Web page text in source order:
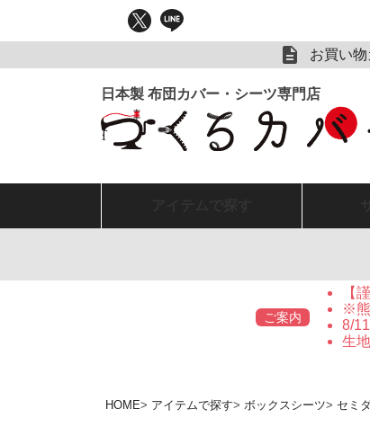
お買い物
ご案内
【
※熊
8/
生
HOME アイテムで探す ボックスシーツ セミ